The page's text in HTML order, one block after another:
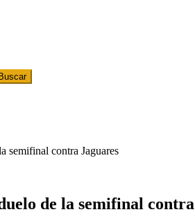
semifinal contra Jaguares
de la semifinal